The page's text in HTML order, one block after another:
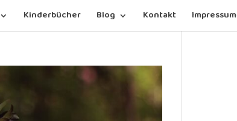
Kinderbücher Blog Kontakt Impressum